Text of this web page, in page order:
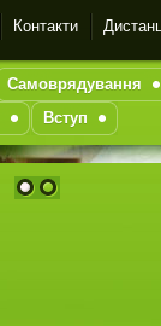
Контакти
Самоврядування
Вступ